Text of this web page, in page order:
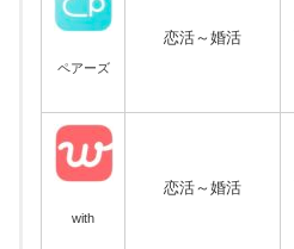
ペアーズ
恋活～婚活
with
恋活～婚活